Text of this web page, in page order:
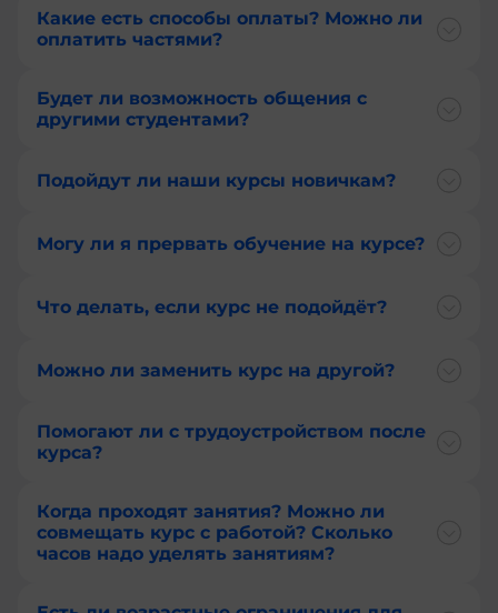
+41
+682
+86
+57
+599
+244
+297
+358
+387
246
Какие есть способы оплаты? Можно ли
оплатить частями?
Будет ли возможность общения с
другими студентами?
Подойдут ли наши курсы новичкам?
Могу ли я прервать обучение на курсе?
Что делать, если курс не подойдёт?
Можно ли заменить курс на другой?
Помогают ли с трудоустройством после
курса?
Когда проходят занятия? Можно ли
совмещать курс с работой? Сколько
часов надо уделять занятиям?